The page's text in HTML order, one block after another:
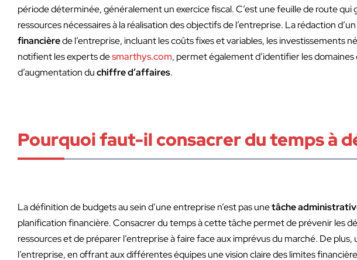
période déterminée, généralement un exercice fiscal. C’est une feuille de route
ressources nécessaires à la réalisation des objectifs de l’entreprise. La rédaction
financièrede l’entreprise, incluant les coûts fixes et variables, les investissements
notifient les experts desmarthys.com, permet également d’identifier les
d’augmentation duchiffre d’affaires.
Pourquoi faut-il consacrer du temps à
La définition de budgets au sein d’une entreprise n’est pas unetâche
planification financière. Consacrer du temps à cette tâche permet de prévenir les
ressources et de préparer l’entreprise à faire face aux imprévus du marché. De
l’entreprise, en offrant aux différentes équipes une vision claire des limites